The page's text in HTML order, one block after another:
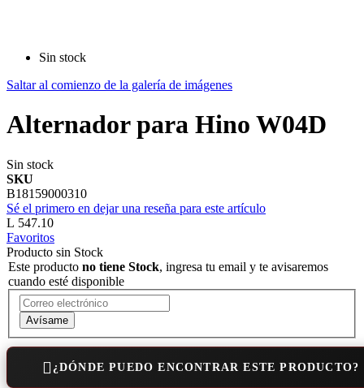
Sin stock
Saltar al comienzo de la galería de imágenes
Alternador para Hino W04D
Sin stock
SKU
B18159000310
Sé el primero en dejar una reseña para este artículo
L 547.10
Favoritos
Producto sin Stock
Este producto no tiene Stock, ingresa tu email y te avisaremos
cuando esté disponible
Avísame
¿DÓNDE PUEDO ENCONTRAR ESTE PRODUCTO?